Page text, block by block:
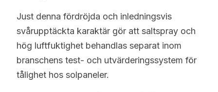
Just denna fördröjda och inledningsvis
svårupptäckta karaktär gör att saltspray och
hög luftfuktighet behandlas separat inom
branschens test- och utvärderingssystem för
tålighet hos solpaneler.